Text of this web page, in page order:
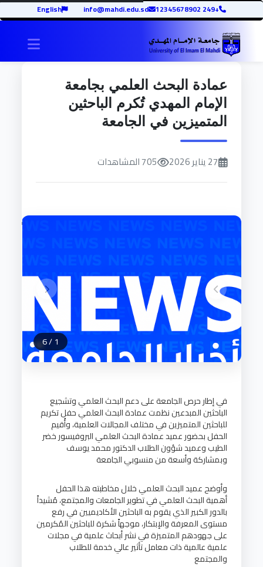
+249 12345678902
info@mahdi.edu.sd
English
عمادة البحث العلمي بجامعة
الإمام المهدي تُكرم الباحثين
المتميزين في الجامعة
27 يناير 2026 705 المشاهدات
1
/
6
في إطار حرص الجامعة على دعم البحث العلمي وتشجيع
الباحثين المبدعين نظمت عمادة البحث العلمي حفل تكريم
للباحثين المتميزين في مختلف المجالات العلمية، وأُقيم
الحفل بحضور عميد عمادة البحث العلمي البروفيسور خضر
الطيب وعميد شؤون الطلاب الدكتور محمد يوسف
وبمشاركة وأسعة من منسوبي الجامعة
وأوضح عميد البحث العلمي خلال مخاطبته هذا الحفل
أهمية البحث العلمي في تطوير الجامعات والمجتمع، مُشيداً
بالدور الكبير الذي يقوم به الباحثين الأكاديميين في رفع
مستوى المعرفة والإبتكار، موجهاً شكرة للباحثين المُكرمين
على جهودهم المتميزة في نشر أبحاث علمية في مجلات
علمية عالمية ذات معامل تأثير عالي خدمة للطلاب
والمجتمع